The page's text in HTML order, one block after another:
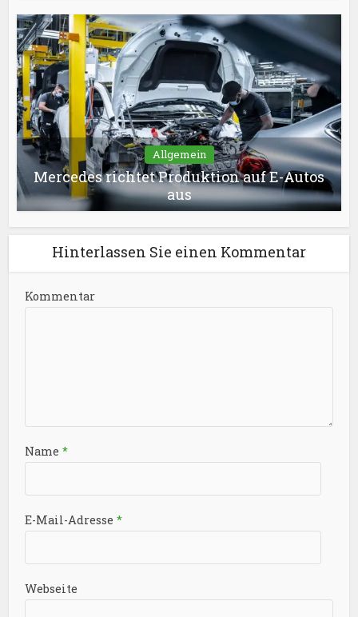
Allgemein
Mercedes richtet Produktion auf E-Autos
aus
Hinterlassen Sie einen Kommentar
Kommentar
Name*
E-Mail-Adresse*
Webseite